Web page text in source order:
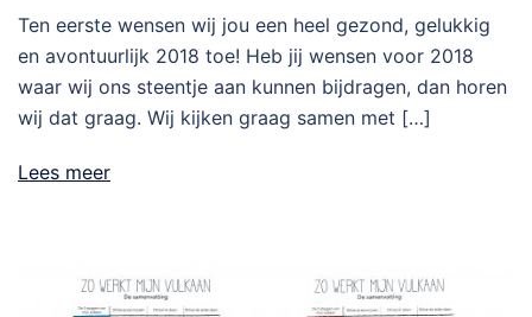
Ten eerste wensen wij jou een heel gezond, gelukkig
en avontuurlijk 2018 toe! Heb jij wensen voor 2018
waar wij ons steentje aan kunnen bijdragen, dan horen
wij dat graag. Wij kijken graag samen met […]
Lees meer